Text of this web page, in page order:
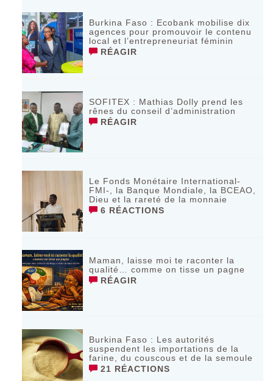
Burkina Faso : Ecobank mobilise dix
agences pour promouvoir le contenu
local et l’entrepreneuriat féminin
RÉAGIR
SOFITEX : Mathias Dolly prend les
rênes du conseil d’administration
RÉAGIR
Le Fonds Monétaire International-
FMI-, la Banque Mondiale, la BCEAO,
Dieu et la rareté de la monnaie
6 RÉACTIONS
Maman, laisse moi te raconter la
qualité… comme on tisse un pagne
RÉAGIR
Burkina Faso : Les autorités
suspendent les importations de la
farine, du couscous et de la semoule
21 RÉACTIONS